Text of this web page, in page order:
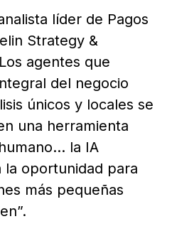
líder de Pagos
Strategy &
agentes que
del negocio
únicos y locales se
una herramienta
la IA
la oportunidad para
más pequeñas